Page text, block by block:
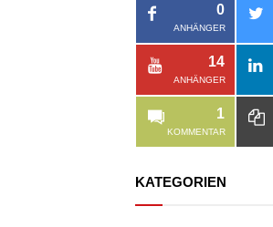
0
ANHÄNGER
14
ANHÄNGER
1
KOMMENTAR
KATEGORIEN